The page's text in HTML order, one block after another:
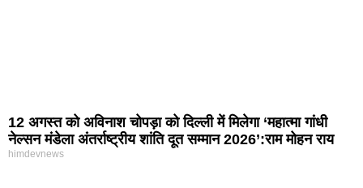
12 अगस्त को अविनाश चोपड़ा को दिल्ली में मिलेगा ‘महात्मा गांधी
नेल्सन मंडेला अंतर्राष्ट्रीय शांति दूत सम्मान 2026’:राम मोहन राय
himdevnews